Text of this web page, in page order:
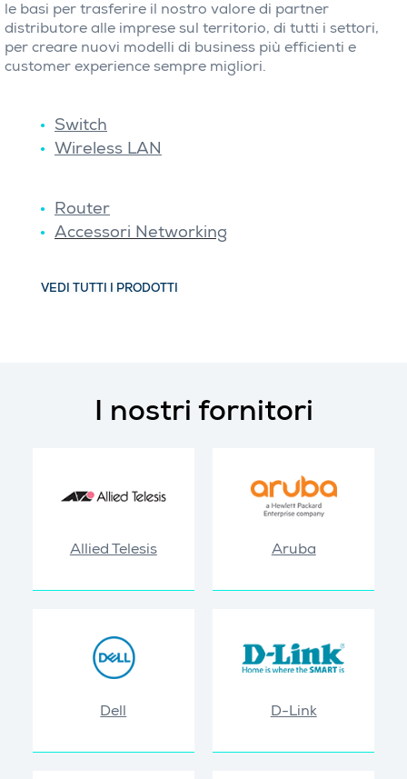
le basi per trasferire il nostro valore di partner
distributore alle imprese sul territorio, di tutti i settori,
per creare nuovi modelli di business più efficienti e
customer experience sempre migliori.
Switch
Wireless LAN
Router
Accessori Networking
VEDI TUTTI I PRODOTTI
I nostri fornitori
Allied Telesis Aruba
Dell D-Link